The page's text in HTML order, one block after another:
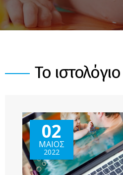
Το
02
ΜΑΙΟΣ
2022